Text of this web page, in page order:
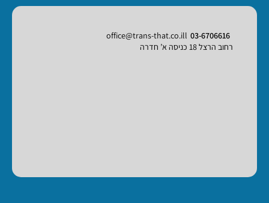
03-6706616
office@trans-that.co.ill
רחוב הרצל 18 כניסה א’ חדרה